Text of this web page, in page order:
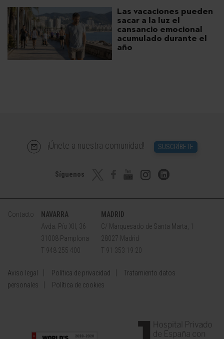
Las vacaciones pueden
sacar a la luz el
cansancio emocional
acumulado durante el
año
¡Únete a nuestra comunidad! SUSCRÍBETE
Síguenos
Contacto
NAVARRA
Avda. Pío XII, 36
31008 Pamplona
T 948 255 400
MADRID
C/ Marquesado de Santa Marta, 1
28027 Madrid
T 91 353 19 20
Aviso legal Política de privacidad
Tratamiento datos
personales
Política de cookies